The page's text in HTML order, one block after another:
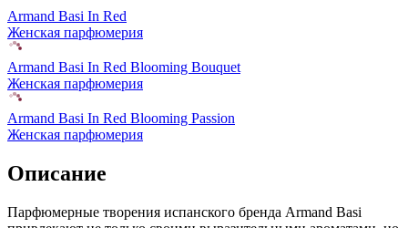
Armand Basi In Red
Женская парфюмерия
Armand Basi In Red Blooming Bouquet
Женская парфюмерия
Armand Basi In Red Blooming Passion
Женская парфюмерия
Описание
Парфюмерные творения испанского бренда Armand Basi